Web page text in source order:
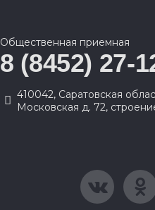
Общественная приемная
8 (8452) 27-
410042, Саратовская
Московская д. 72,